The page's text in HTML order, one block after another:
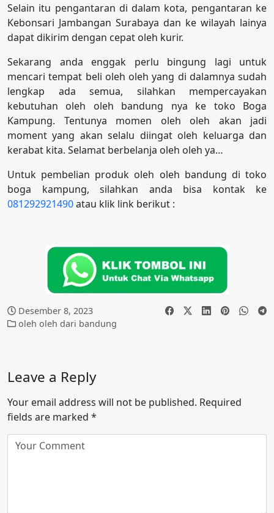
Selain itu pengantaran di dalam kota, pengantaran ke
Kebonsari Jambangan Surabaya dan ke wilayah lainya
dapat dikirim dengan cepat oleh kurir.
Sekarang anda enggak perlu bingung lagi untuk
mencari tempat beli oleh oleh yang di dalamnya sudah
lengkap ada semua, silahkan mempercayakan
kebutuhan oleh oleh bandung nya ke toko Boga
Kampung. Tentunya momen oleh oleh akan jadi
moment yang akan selalu diingat oleh keluarga dan
kerabat kita. Selamat berbelanja oleh oleh ya…
Untuk pembelian produk oleh oleh bandung di toko
boga kampung, silahkan anda bisa kontak ke
081292921490atau klik link berikut :
Desember 8, 2023
oleh oleh dari bandung
Leave a Reply
Your email address will not be published. Required
fields are marked *